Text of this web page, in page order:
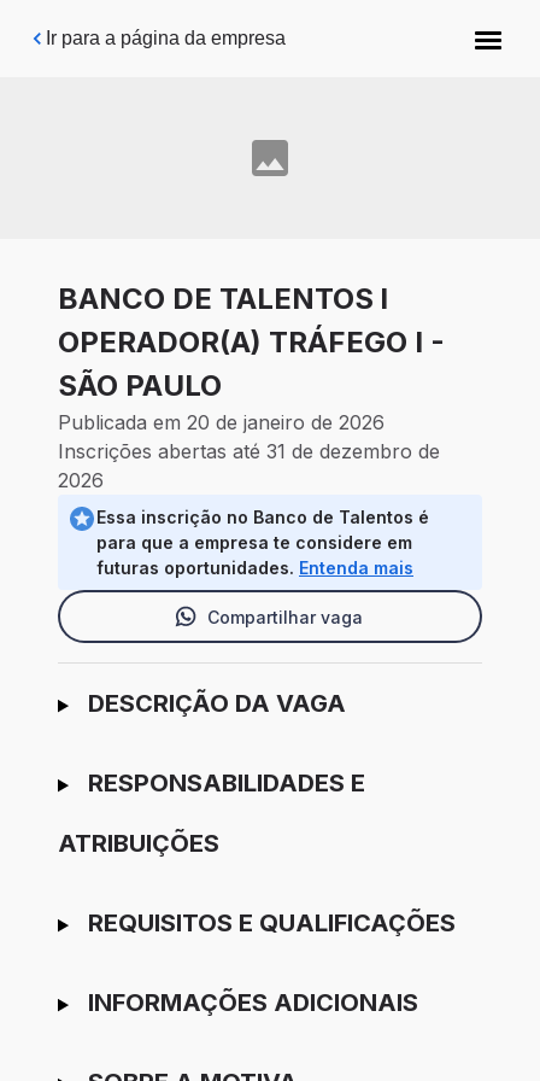
Pular para o conteúdo principal
Ir para a página da empresa
BANCO DE TALENTOS l
OPERADOR(A) TRÁFEGO I -
SÃO PAULO
Publicada em 20 de janeiro de 2026
Inscrições abertas até 31 de dezembro de
2026
Essa inscrição no Banco de Talentos é
para que a empresa te considere em
futuras oportunidades. Entenda mais
Compartilhar vaga
Ir para candidatura
DESCRIÇÃO DA VAGA
RESPONSABILIDADES E
ATRIBUIÇÕES
REQUISITOS E QUALIFICAÇÕES
INFORMAÇÕES ADICIONAIS